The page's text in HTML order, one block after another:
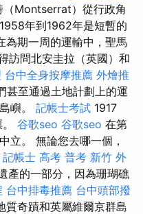
（Montserrat）從行政角
年到1962年是短暫的
為期一周的運輸中，聖馬
訪問北安圭拉（英國）和
台中全身按摩推薦 外燴推
甚至通過土地計劃上的運
嶼。 記帳士考試 1917
谷歌seo 谷歌seo 在第
立。 無論您去哪一個，
記帳士 高考 普考 新竹 外
產的一部分，因為珊瑚礁
台中排毒推薦 台中頭部撥
質奇蹟和英屬維爾京群島